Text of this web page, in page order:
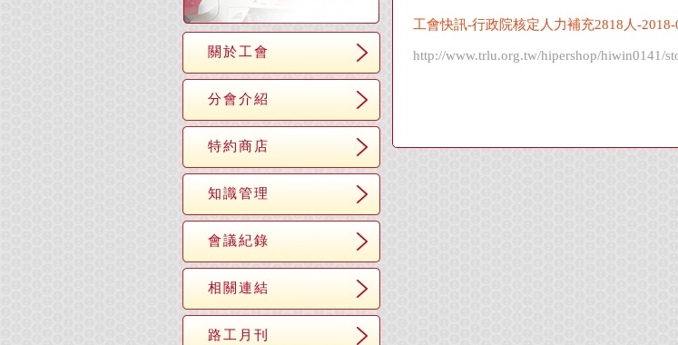
關於工會
分會介紹
特約商店
知識管理
會議紀錄
相關連結
路工月刊
工會快訊-行政院核定人力補充2818人-2018-
http://www.trlu.org.tw/hipershop/hiwin0141/